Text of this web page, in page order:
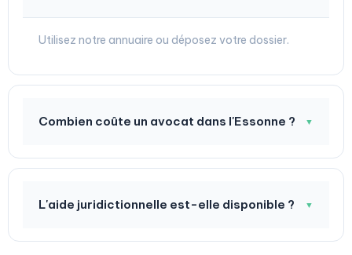
Utilisez notre annuaire ou déposez votre dossier.
Combien coûte un avocat dans l'Essonne ? ▼
L'aide juridictionnelle est-elle disponible ? ▼